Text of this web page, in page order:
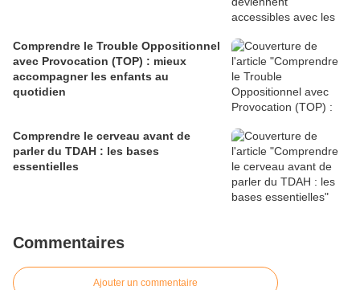
Comprendre le Trouble Oppositionnel
avec Provocation (TOP) : mieux
accompagner les enfants au
quotidien
Comprendre le cerveau avant de
parler du TDAH : les bases
essentielles
Commentaires
Ajouter un commentaire